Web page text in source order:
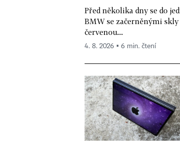
Před několika dny se do
BMW se začerněnými
červenou...
4. 8. 2026 ▪ 6 min. čtení